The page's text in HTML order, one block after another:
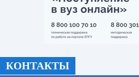
КОНТАКТЫ